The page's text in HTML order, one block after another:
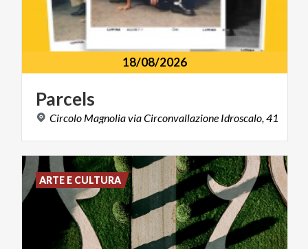
18/08/2026
Parcels
Circolo MagnoliaviaCirconvallazione Idroscalo, 41
ARTE E CULTURA